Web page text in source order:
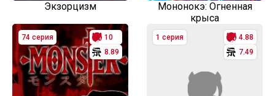
Экзорцизм
Мононокэ: Огненная
крыса
74 серия
10
8.89
1 серия
4.88
7.49